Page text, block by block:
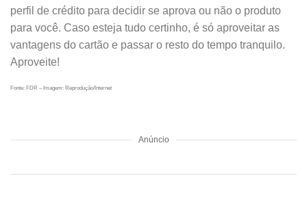
perfil de crédito para decidir se aprova ou não o produto
para você. Caso esteja tudo certinho, é só aproveitar as
vantagens do cartão e passar o resto do tempo tranquilo.
Aproveite!
Fonte: FDR – Imagem: Reprodução/Internet
Anúncio